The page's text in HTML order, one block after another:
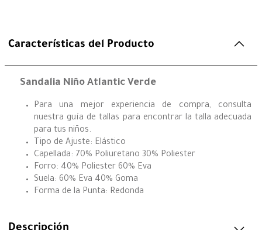
Características del Producto
Sandalia Niño Atlantic Verde
Para una mejor experiencia de compra, consulta
nuestra guía de tallas para encontrar la talla adecuada
para tus niños.
Tipo de Ajuste: Elástico
Capellada: 70% Poliuretano 30% Poliester
Forro: 40% Poliester 60% Eva
Suela: 60% Eva 40% Goma
Forma de la Punta: Redonda